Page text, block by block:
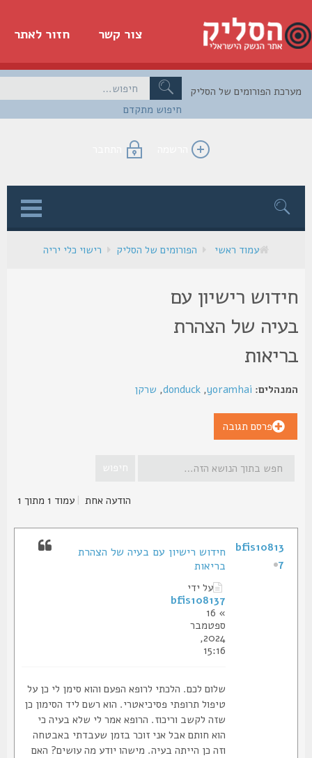
חזור לאתר צור קשר
חיפוש מתקדם
הפורומים של הסליק
הרשמה התחבר
עמוד ראשי הפורומים של הסליק רישוי כלי יריה
רישיון עם
של הצהרת
yoramhai
,
donduck
,שרקן
פרסם תגובה
הודעה אחת |עמוד1מתוך1
חידוש רישיון עם בעיה של הצהרת
בריאות
על ידי
bfis108137
ספטמבר
2024,
15:16
שלום לכם. הלכתי לרופא הפעם והוא סימן לי כן על
טיפול תרופתי פסיכיאטרי. הוא רשם ליד הסימון כן
שזה לקשב וריכוז. הרופא אמר לי שלא בעיה כי
הוא חותם אבל אני זוכר בזמן שעבדתי באבטחה
וזה כן הייתה בעיה. מישהו יודע מה עושים? האם
bfis10813